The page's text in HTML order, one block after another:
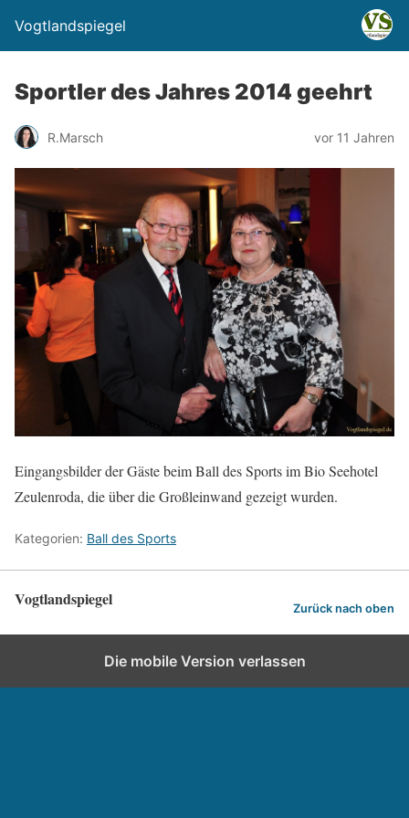
Vogtlandspiegel
Sportler des Jahres 2014 geehrt
R.Marsch vor 11 Jahren
Eingangsbilder der Gäste beim Ball des Sports im Bio Seehotel
Zeulenroda, die über die Großleinwand gezeigt wurden.
Kategorien: Ball des Sports
Vogtlandspiegel Zurück nach oben
Die mobile Version verlassen